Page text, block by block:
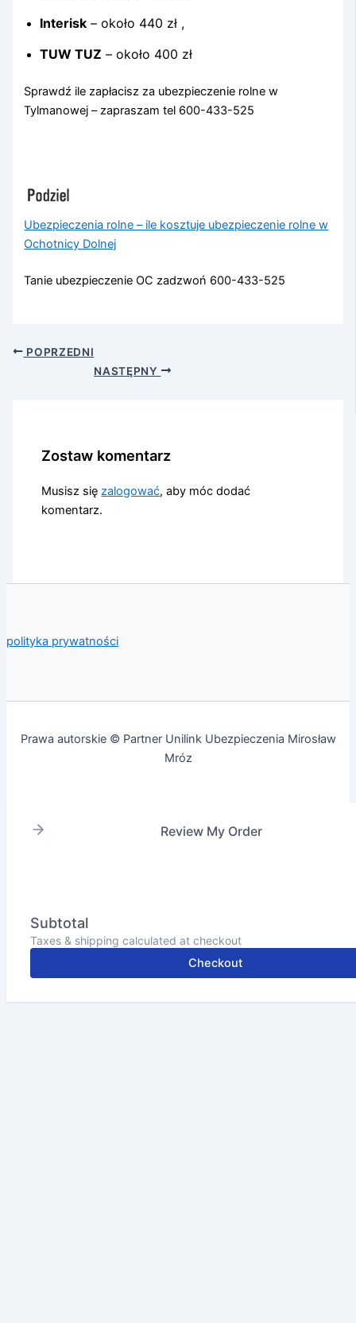
Interisk – około 440 zł ,
TUW TUZ – około 400 zł
Sprawdź ile zapłacisz za ubezpieczenie rolne w
Tylmanowej – zapraszam tel 600-433-525
Ubezpieczenia rolne – ile kosztuje ubezpieczenie rolne w
Ochotnicy Dolnej
Tanie ubezpieczenie OC zadzwoń 600-433-525
POPRZEDNI
NASTĘPNY
Zostaw komentarz
Musisz sięzalogować, aby móc dodać
komentarz.
polityka prywatności
Prawa autorskie © Partner Unilink Ubezpieczenia Mirosław
Mróz
Review My Order
Subtotal
Taxes & shipping calculated at checkout
Checkout